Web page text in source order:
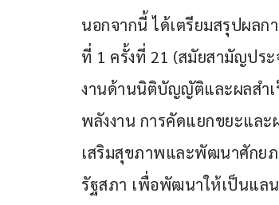
นอกจากนี้ ได้เตรียมสรุปผลก
ที่ 1 ครั้งที่ 21 (สมัยสามัญป
งานด้านนิติบัญญัติและผลสำเ
พลังงาน การคัดแยกขยะแล
เสริมสุขภาพและพัฒนาศักย
รัฐสภา เพื่อพัฒนาให้เป็นแล